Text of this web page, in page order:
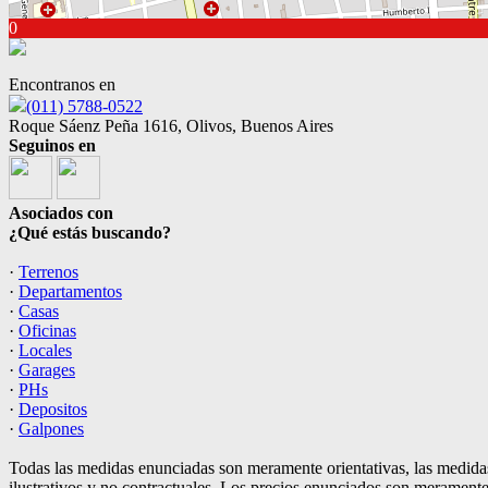
0
Encontranos en
(011) 5788-0522
Roque Sáenz Peña 1616, Olivos, Buenos Aires
Seguinos en
Asociados con
¿Qué estás buscando?
· Terrenos
· Departamentos
· Casas
· Oficinas
· Locales
· Garages
· PHs
· Depositos
· Galpones
Todas las medidas enunciadas son meramente orientativas, las